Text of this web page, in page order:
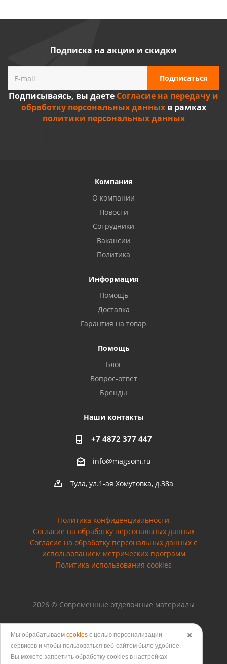
Подписка на акции и скидки
Подписываясь, вы даете Согласие на передачу и
обработку персональных данныхв рамках
политики персональных данных
Компания
О компании
Новости
Сотрудники
Вакансии
Политика
Информация
Помощь
Доставка
Гарантия на товар
Помощь
Блог
Вопрос-ответ
Бренды
Наши контакты
+7 4872 377 447
info@magsom.ru
Тула, ул.1-ая Хомутовка, д.38а
Политика конфиденциальности
Согласие на обработку персональных данных
Cогласие на обработку персональных данных с
использованием метрических программ
Политика использования cookies
2026 © Современные отделочные материалы
Версия для печати
✖️
Мы обрабатываем cookies с целью персонализации
сервисов и чтобы пользоваться веб-сайтом было удобнее.
Вы можете запретить обработку сookies в настройках